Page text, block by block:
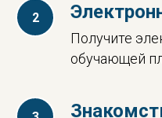
Получите
обучающей